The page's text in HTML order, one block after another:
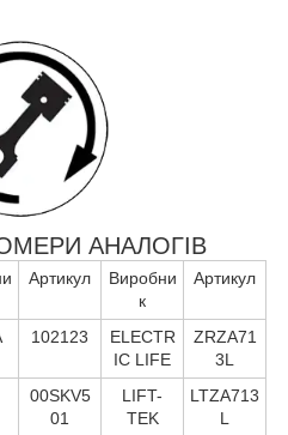
АНАЛОГІВ
Артикул
Виробни
к
Артикул
102123
ELECTR
IC LIFE
ZRZA71
3L
00SKV5
01
LIFT-
TEK
LTZA713
L